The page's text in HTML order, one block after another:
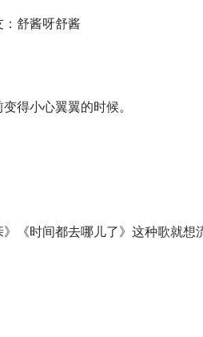
舒酱呀舒酱
得小心翼翼的时候。
《时间都去哪儿了》这种歌就想